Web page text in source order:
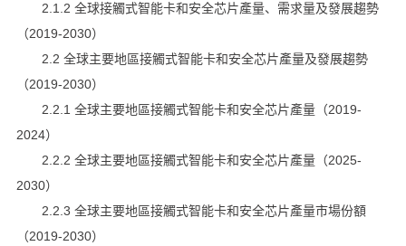
2.1.2 全球接觸式智能卡和安全芯片產量、需求量及發展趨勢
（2019-2030）
2.2 全球主要地區接觸式智能卡和安全芯片產量及發展趨勢
（2019-2030）
2.2.1 全球主要地區接觸式智能卡和安全芯片產量（2019-
2024）
2.2.2 全球主要地區接觸式智能卡和安全芯片產量（2025-
2030）
2.2.3 全球主要地區接觸式智能卡和安全芯片產量市場份額
（2019-2030）